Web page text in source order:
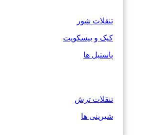
تنقلات شور
کیک و بیسکویت
پاستیل ها
تنقلات ترش
شیرینی ها